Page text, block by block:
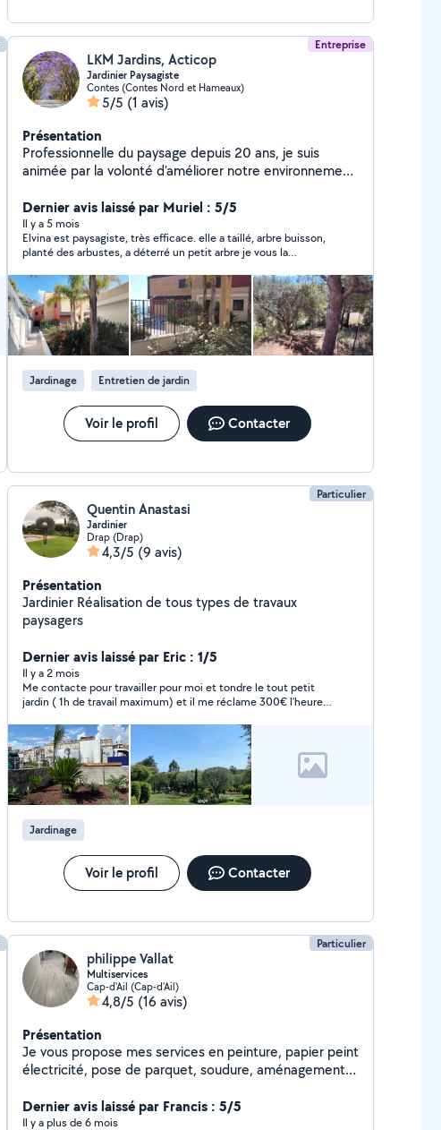
Entreprise
LKM Jardins, Acticop
Jardinier Paysagiste
Contes (Contes Nord et Hameaux)
5/5 (1 avis)
Présentation
Professionnelle du paysage depuis 20 ans, je suis
animée par la volonté d'améliorer notre environnement
durabilité et respect de la nature. Chaque intervention
est personnalisé en fonction des besoins et des envies
des clients. Je réalise tous travaux espaces verts et me
rends disponible rapidement. Pour les particuliers,
envoie de facture systématique pour le crédit d'impôt.
Dernier avis laissé par Muriel : 5/5
Il y a 5 mois
Elvina est paysagiste, très efficace. elle a taillé, arbre buisson,
planté des arbustes, a déterré un petit arbre je vous la
femme. Elle travaille rapidement, les prix sont honnêtes. Elle
est pleine de conseils. Elle reviendra chez moi c'est sûr. elle
accepte les chèques CESU et c'est donc déductible des
impôts Merci encore.
Jardinage Entretien de jardin
Voir le profil Contacter
Particulier
Quentin Anastasi
Jardinier
Drap (Drap)
4,3/5 (9 avis)
Présentation
Jardinier Réalisation de tous types de travaux
paysagers
Dernier avis laissé par Eric : 1/5
Il y a 2 mois
Me contacte pour travailler pour moi et tondre le tout petit
jardin ( 1h de travail maximum) et il me réclame 300€ l’heure
Jardinage
Voir le profil Contacter
Particulier
philippe Vallat
Multiservices
Cap-d'Ail (Cap-d'Ail)
4,8/5 (16 avis)
Présentation
Je vous propose mes services en peinture, papier peint
électricité, pose de parquet, soudure, aménagement
mieux pour vous satisfaire dans les meilleurs délais .
Philippe
Dernier avis laissé par Francis : 5/5
Il y a plus de 6 mois